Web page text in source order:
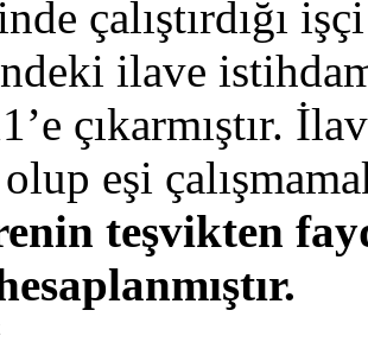
çalıştırdığı
ilave
çıkarmıştır.
eşi
teşvikten